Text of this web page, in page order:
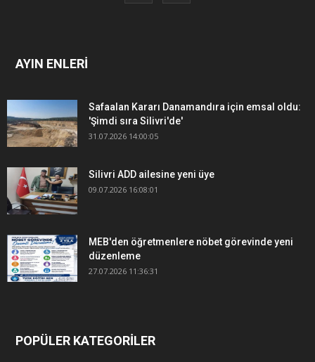
AYIN ENLERİ
Safaalan Kararı Danamandıra için emsal oldu:
'Şimdi sıra Silivri'de'
31.07.2026 14:00:05
Silivri ADD ailesine yeni üye
09.07.2026 16:08:01
MEB'den öğretmenlere nöbet görevinde yeni
düzenleme
27.07.2026 11:36:31
POPÜLER KATEGORİLER